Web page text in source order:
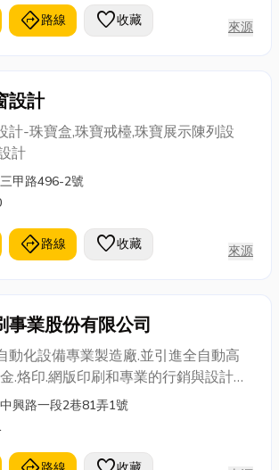
directions路線 favorite收藏 來源
設計
計-珠寶盒,珠寶戒檯,珠寶展示陳列設
計
甲路496-2號
directions路線 favorite收藏 來源
事業股份有限公司
動化設備專業製造廠.並引進全自動高
.烙印.網版印刷和專業的行銷與設計及
刷品的專業製造廠.為了因應現在客製
擁有專業的印刷技術.同時有專業美工.
戶滿意度.創造客戶商品更高的附加價
興路一段2巷81弄1號